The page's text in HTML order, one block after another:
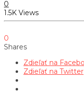
0
1.5K Views
0
Shares
Zdieľať na
Zdieľať na Twitter